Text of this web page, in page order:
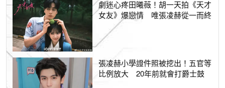
劇迷心疼田曦薇！胡一天拍《天才
女友》爆戀情 唯張凌赫從一而終
張凌赫小學證件照被挖出！五官等
比例放大 20年前就會打爵士鼓